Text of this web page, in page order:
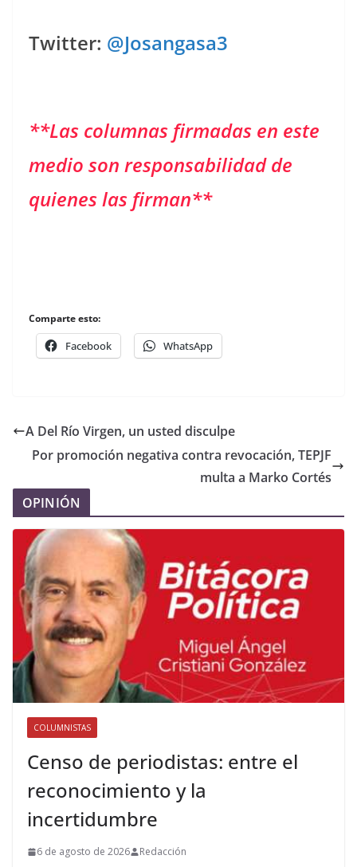
Twitter: @Josangasa3
**Las columnas firmadas en este
medio son responsabilidad de
quienes las firman**
Comparte esto:
Facebook WhatsApp
A Del Río Virgen, un usted disculpe
Por promoción negativa contra revocación, TEPJF
multa a Marko Cortés
OPINIÓN
COLUMNISTAS
Censo de periodistas: entre el
reconocimiento y la
incertidumbre
6 de agosto de 2026 Redacción